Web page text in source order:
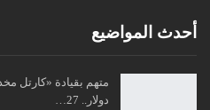
أحدث المواضيع
دولار.. 27…